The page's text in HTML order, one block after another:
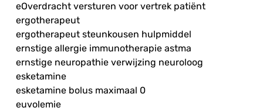
eOverdracht versturen voor vertrek patiënt
ergotherapeut
ergotherapeut steunkousen hulpmiddel
ernstige allergie immunotherapie astma
ernstige neuropathie verwijzing neuroloog
esketamine
esketamine bolus maximaal 0
euvolemie